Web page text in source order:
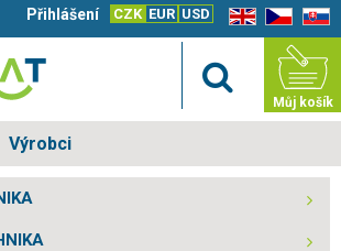
EN CZ SK
CZK EUR USD
Přihlášení
Můj košík
Výrobci